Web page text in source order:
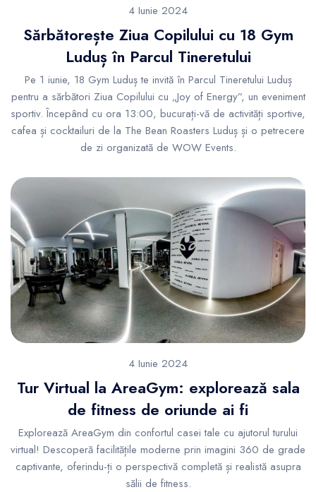
4 Iunie 2024
Sărbătorește Ziua Copilului cu 18 Gym
Luduș în Parcul Tineretului
Pe 1 iunie, 18 Gym Luduș te invită în Parcul Tineretului Luduș
pentru a sărbători Ziua Copilului cu „Joy of Energy”, un eveniment
sportiv. Începând cu ora 13:00, bucurați-vă de activități sportive,
cafea și cocktailuri de la The Bean Roasters Luduș și o petrecere
de zi organizată de WOW Events.
4 Iunie 2024
Tur Virtual la AreaGym: explorează sala
de fitness de oriunde ai fi
Explorează AreaGym din confortul casei tale cu ajutorul turului
virtual! Descoperă facilitățile moderne prin imagini 360 de grade
captivante, oferindu-ți o perspectivă completă și realistă asupra
sălii de fitness.